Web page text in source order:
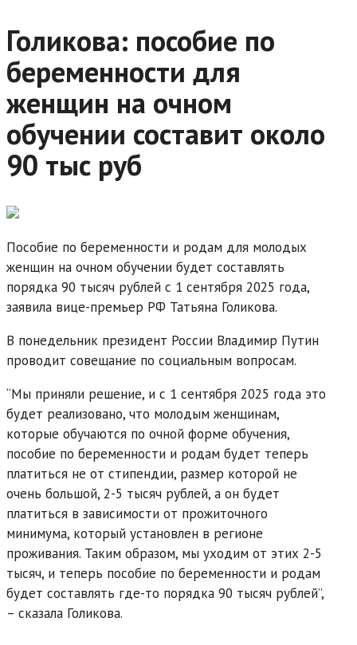
Голикова: пособие по
беременности для
женщин на очном
обучении составит около
90 тыс руб
Пособие по беременности и родам для молодых
женщин на очном обучении будет составлять
порядка 90 тысяч рублей с 1 сентября 2025 года,
заявила вице-премьер РФ Татьяна Голикова.
В понедельник президент России Владимир Путин
проводит совещание по социальным вопросам.
“Мы приняли решение, и с 1 сентября 2025 года это
будет реализовано, что молодым женщинам,
которые обучаются по очной форме обучения,
пособие по беременности и родам будет теперь
платиться не от стипендии, размер которой не
очень большой, 2-5 тысяч рублей, а он будет
платиться в зависимости от прожиточного
минимума, который установлен в регионе
проживания. Таким образом, мы уходим от этих 2-5
тысяч, и теперь пособие по беременности и родам
будет составлять где-то порядка 90 тысяч рублей”,
– сказала Голикова.